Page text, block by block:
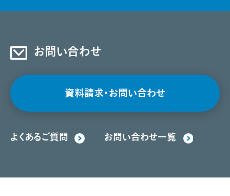
お問い合わせ
資料請求・お問い合わせ
よくあるご質問 お問い合わせ一覧